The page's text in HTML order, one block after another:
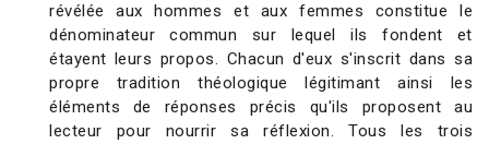
révélée aux hommes et aux femmes constitue le
dénominateur commun sur lequel ils fondent et
étayent leurs propos. Chacun d'eux s'inscrit dans sa
propre tradition théologique légitimant ainsi les
éléments de réponses précis qu'ils proposent au
lecteur pour nourrir sa réflexion. Tous les trois